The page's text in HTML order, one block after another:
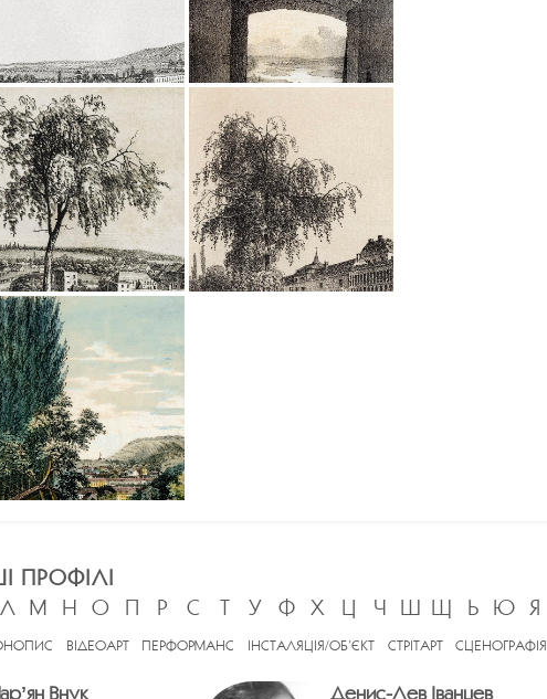
ПРОФІЛІ
Л М Н О П Р С Т У Ф Х Ц Ч Ш Щ Ь Ю Я
ВІДЕОАРТ ПЕРФОРМАНС ІНСТАЛЯЦІЯ/ОБ’ЄКТ СТРІТАРТ СЦЕНОГРАФІЯ
Внук Денис-Лев Іванцев